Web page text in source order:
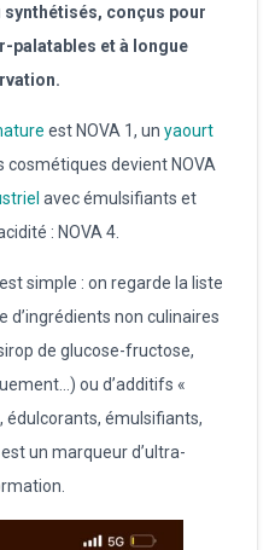
conçus pour
palatables et à longue
est NOVA 1, un yaourt
cosmétiques devient NOVA
avec émulsifiants et
: NOVA 4.
simple : on regarde la liste
d’ingrédients non culinaires
de glucose-fructose,
ou d’additifs «
édulcorants, émulsifiants,
un marqueur d’ultra-